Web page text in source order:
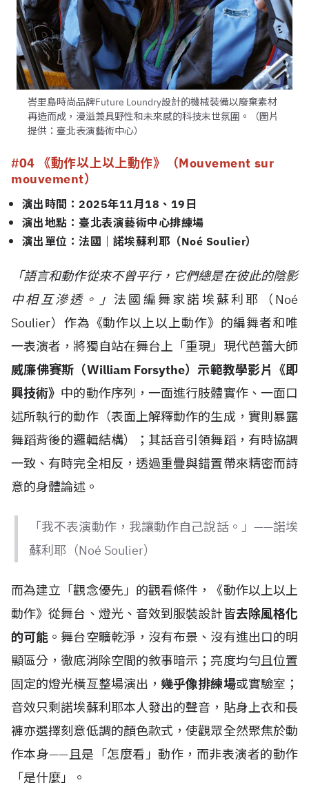
峇里島時尚品牌Future Loundry設計的機械裝備以廢棄素材
再造而成，漫溢兼具野性和未來感的科技末世氛圍。（圖片
提供：臺北表演藝術中心）
#04 《動作以上以上動作》（Mouvement sur
mouvement）
演出時間：2025年11月18、19日
演出地點：臺北表演藝術中心排練場
演出單位：法國｜諾埃蘇利耶（Noé Soulier）
「語言和動作從來不曾平行，它們總是在彼此的陰影
中相互滲透。」 法國編舞家諾埃蘇利耶（Noé
Soulier）作為《動作以上以上動作》的編舞者和唯
一表演者，將獨自站在舞台上「重現」現代芭蕾大師
威廉佛賽斯（William Forsythe）示範教學影片《即
興技術》 中的動作序列，一面進行肢體實作、一面口
述所執行的動作（表面上解釋動作的生成，實則暴露
舞蹈背後的邏輯結構）；其話音引領舞蹈，有時協調
一致、有時完全相反，透過重疊與錯置帶來精密而詩
意的身體論述。
「我不表演動作，我讓動作自己說話。」——諾埃
蘇利耶（Noé Soulier）
而為建立「觀念優先」的觀看條件，《動作以上以上
動作》從舞台、燈光、音效到服裝設計皆去除風格化
的可能 。舞台空曠乾淨，沒有布景、沒有進出口的明
顯區分，徹底消除空間的敘事暗示；亮度均勻且位置
固定的燈光橫亙整場演出， 幾乎像排練場或實驗室；
音效只剩諾埃蘇利耶本人發出的聲音，貼身上衣和長
褲亦選擇刻意低調的顏色款式，使觀眾全然聚焦於動
作本身——且是「怎麼看」動作，而非表演者的動作
「是什麼」。